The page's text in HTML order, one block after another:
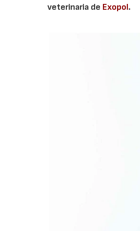
veterinaria de Exopol.